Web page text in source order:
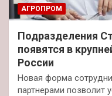
АГРОПРОМ
Подразделения
появятся в
России
Новая форма
партнерами позволит